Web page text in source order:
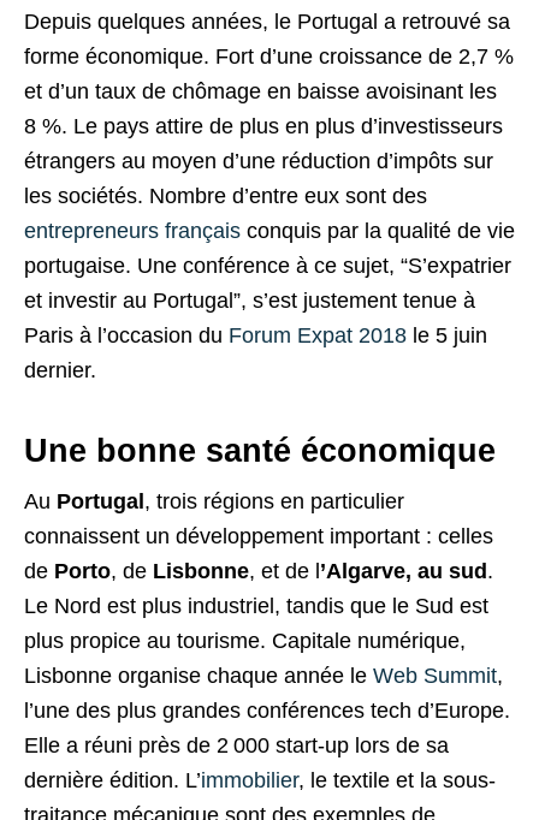
Depuis quelques années, le Portugal a retrouvé sa
forme économique. Fort d’une croissance de 2,7 %
et d’un taux de chômage en baisse avoisinant les
8 %. Le pays attire de plus en plus d’investisseurs
étrangers au moyen d’une réduction d’impôts sur
les sociétés. Nombre d’entre eux sont des
entrepreneurs français conquis par la qualité de vie
portugaise. Une conférence à ce sujet, “S’expatrier
et investir au Portugal”, s’est justement tenue à
Paris à l’occasion du Forum Expat 2018 le 5 juin
dernier.
Une bonne santé économique
Au Portugal , trois régions en particulier
connaissent un développement important : celles
de Porto, de Lisbonne, et de l ’Algarve, au sud .
Le Nord est plus industriel, tandis que le Sud est
plus propice au tourisme. Capitale numérique,
Lisbonne organise chaque année le Web Summit,
l’une des plus grandes conférences tech d’Europe.
Elle a réuni près de 2 000 start-up lors de sa
dernière édition. L’immobilier, le textile et la sous-